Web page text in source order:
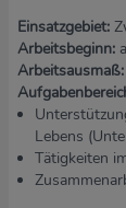
Einsatzgebiet:
Arbeitsbeginn:
Arbeitsausmaß:
Lebens
Tätigkeiten